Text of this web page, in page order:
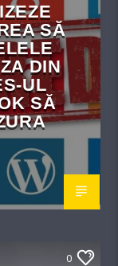
SĂ
DIN
UL
SĂ
0